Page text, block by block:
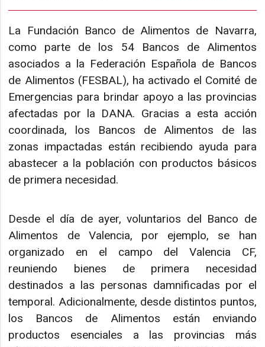
La Fundación Banco de Alimentos de Navarra,
como parte de los 54 Bancos de Alimentos
asociados a la Federación Española de Bancos
de Alimentos (FESBAL), ha activado el Comité de
Emergencias para brindar apoyo a las provincias
afectadas por la DANA. Gracias a esta acción
coordinada, los Bancos de Alimentos de las
zonas impactadas están recibiendo ayuda para
abastecer a la población con productos básicos
de primera necesidad.
Desde el día de ayer, voluntarios del Banco de
Alimentos de Valencia, por ejemplo, se han
organizado en el campo del Valencia CF,
reuniendo bienes de primera necesidad
destinados a las personas damnificadas por el
temporal. Adicionalmente, desde distintos puntos,
los Bancos de Alimentos están enviando
productos esenciales a las provincias más